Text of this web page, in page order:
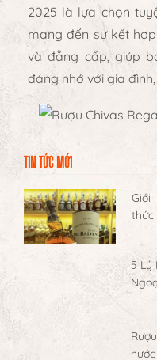
2025 là lựa chọn
mang đến sự kết
và đẳng cấp, giúp
đáng nhớ với gia
TIN TỨC MỚI
Giới
thức
5 Lý